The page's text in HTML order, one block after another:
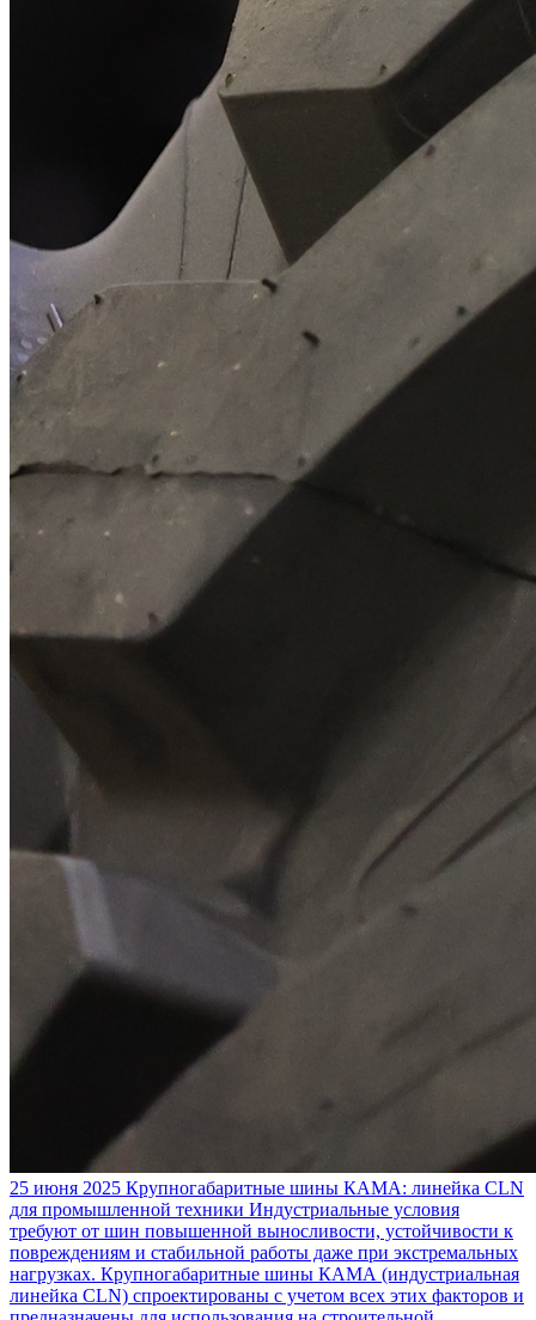
25 июня 2025 Крупногабаритные шины КАМА: линейка CLN
для промышленной техники Индустриальные условия
требуют от шин повышенной выносливости, устойчивости к
повреждениям и стабильной работы даже при экстремальных
нагрузках. Крупногабаритные шины КАМА (индустриальная
линейка CLN) спроектированы с учетом всех этих факторов и